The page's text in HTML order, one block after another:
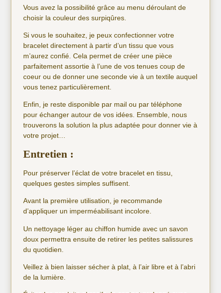
Vous avez la possibilité grâce au menu déroulant de
choisir la couleur des surpiqûres.
Si vous le souhaitez, je peux confectionner votre
bracelet directement à partir d’un tissu que vous
m’aurez confié. Cela permet de créer une pièce
parfaitement assortie à l’une de vos tenues coup de
coeur ou de donner une seconde vie à un textile auquel
vous tenez particulièrement.
Enfin, je reste disponible par mail ou par téléphone
pour échanger autour de vos idées. Ensemble, nous
trouverons la solution la plus adaptée pour donner vie à
votre projet…
Entretien :
Pour préserver l’éclat de votre bracelet en tissu,
quelques gestes simples suffisent.
Avant la première utilisation, je recommande
d’appliquer un imperméabilisant incolore.
Un nettoyage léger au chiffon humide avec un savon
doux permettra ensuite de retirer les petites salissures
du quotidien.
Veillez à bien laisser sécher à plat, à l’air libre et à l’abri
de la lumière.